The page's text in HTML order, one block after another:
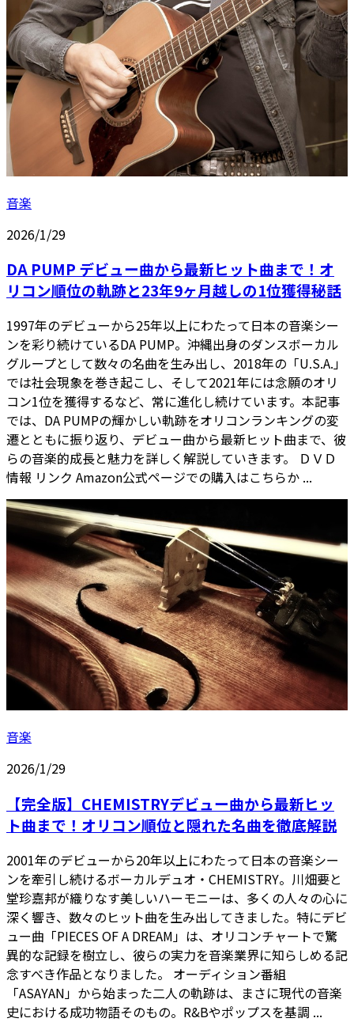
音楽
2026/1/29
DA PUMP デビュー曲から最新ヒット曲まで！オ
リコン順位の軌跡と23年9ヶ月越しの1位獲得秘話
1997年のデビューから25年以上にわたって日本の音楽シー
ンを彩り続けているDA PUMP。沖縄出身のダンスボーカル
グループとして数々の名曲を生み出し、2018年の「U.S.A.」
では社会現象を巻き起こし、そして2021年には念願のオリ
コン1位を獲得するなど、常に進化し続けています。本記事
では、DA PUMPの輝かしい軌跡をオリコンランキングの変
遷とともに振り返り、デビュー曲から最新ヒット曲まで、彼
らの音楽的成長と魅力を詳しく解説していきます。 ＤＶＤ
情報 リンク Amazon公式ページでの購入はこちらか ...
音楽
2026/1/29
【完全版】CHEMISTRYデビュー曲から最新ヒッ
ト曲まで！オリコン順位と隠れた名曲を徹底解説
2001年のデビューから20年以上にわたって日本の音楽シー
ンを牽引し続けるボーカルデュオ・CHEMISTRY。川畑要と
堂珍嘉邦が織りなす美しいハーモニーは、多くの人々の心に
深く響き、数々のヒット曲を生み出してきました。特にデビ
ュー曲「PIECES OF A DREAM」は、オリコンチャートで驚
異的な記録を樹立し、彼らの実力を音楽業界に知らしめる記
念すべき作品となりました。 オーディション番組
「ASAYAN」から始まった二人の軌跡は、まさに現代の音楽
史における成功物語そのもの。R&Bやポップスを基調 ...